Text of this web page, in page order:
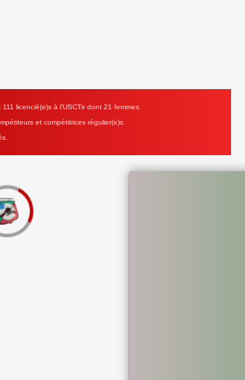
licencié(e)s à l'USCTir dont 21 femmes.
et compétitrices régulier(e)s.